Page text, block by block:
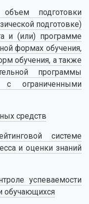
подготовки
подготовке)
и (или) программе
формах обучения,
обучения, а также
программы
ограниченными
средств
системе
и оценки знаний
успеваемости
обучающихся